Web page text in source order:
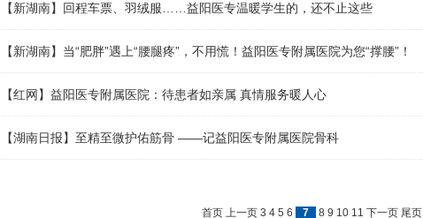
【新湖南】回程车票、羽绒服……益阳医专温暖学生的，还不止这些
【新湖南】当“肥胖”遇上“腰腿疼”，不用慌！益阳医专附属医院为您“撑腰”！
【红网】益阳医专附属医院：待患者如亲属 真情服务暖人心
【湖南日报】至精至微护佑筋骨 ——记益阳医专附属医院骨科
首页 上一页 3 4 5 6 7 8 9 10 11 下一页 尾页